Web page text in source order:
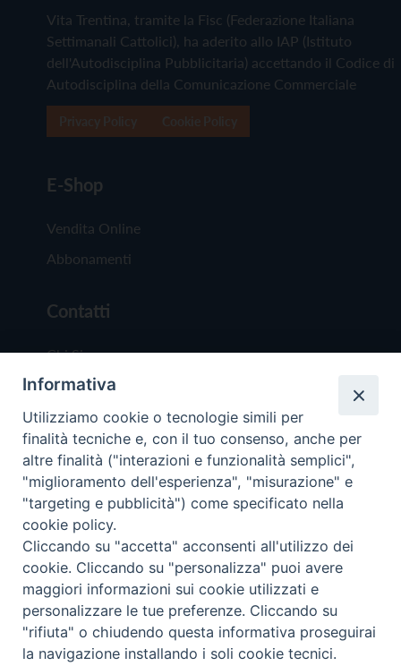
Vita Trentina, tramite la Fisc (Federazione Italiana
Settimanali Cattolici), ha aderito allo IAP (Istituto
dell'Autodisciplina Pubblicitaria) accettando il Codice di
Autodisciplina della Comunicazione Commerciale
E-Shop
Vendita Online
Abbonamenti
Contatti
Chi Siamo
Redazione
Scrivici
Copyright © 2019 - Tutti i diritti riservati - Vita
Trentina Editrice
Privacy Policy
Torna
Informativa
Utilizziamo cookie o tecnologie simili per
finalità tecniche e, con il tuo consenso, anche per
altre finalità ("interazioni e funzionalità semplici",
"miglioramento dell'esperienza", "misurazione" e
"targeting e pubblicità") come specificato nella
cookie policy.
Cliccando su "accetta" acconsenti all'utilizzo dei
cookie. Cliccando su "personalizza" puoi avere
maggiori informazioni sui cookie utilizzati e
personalizzare le tue preferenze. Cliccando su
"rifiuta" o chiudendo questa informativa proseguirai
la navigazione installando i soli cookie tecnici.